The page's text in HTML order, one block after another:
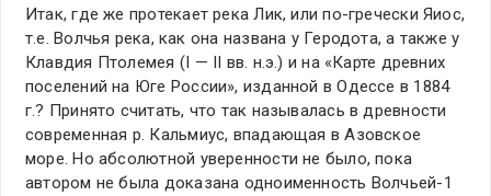
Итак, где же протекает река Лик, или по-гречески Яиос,
т.е. Волчья река, как она названа у Геродота, а также у
Клавдия Птолемея (I — II вв. н.э.) и на «Карте древних
поселений на Юге России», изданной в Одессе в 1884
г.? Принято считать, что так называлась в древности
современная р. Кальмиус, впадающая в Азовское
море. Но абсолютной уверенности не было, пока
автором не была доказана одноименность Волчьей-1